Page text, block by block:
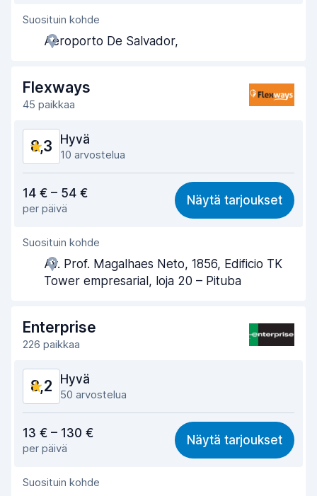
Toimihenkilön avuliaisuus
Noutonopeus
Palautusnopeus 8,3
Auton siisteys
Auton kunto
Suosituin kohde
Aeroporto De Salvador,
Flexways
45 paikkaa
8,3 Hyvä
10 arvostelua
8,3
Löytämisen helppous 8,2
Toimihenkilön avuliaisuus
Noutonopeus
Auton siisteys 8,5
Auton kunto
14 € – 54 €
per päivä
Näytä tarjoukset
Suosituin kohde
Av. Prof. Magalhaes Neto, 1856, Edificio TK
Tower empresarial, loja 20 – Pituba
Enterprise
226 paikkaa
8,2 Hyvä
50 arvostelua
7,9
Löytämisen helppous 8,2
Toimihenkilön avuliaisuus
13 € – 130 €
per päivä
Näytä tarjoukset
Suosituin kohde